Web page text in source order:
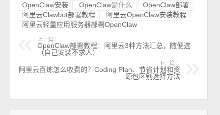
OpenClaw安装
OpenClaw是什么
OpenClaw部署
阿里云Clawbot部署教程
阿里云OpenClaw安装教程
阿里云轻量应用服务器部署OpenClaw
上一篇：
OpenClaw部署教程：阿里云3种方法汇总，随便选
（自己安装不求人）
下一篇：
阿里云百炼怎么收费的？Coding Plan、节省计划和资
源包区别选择方法